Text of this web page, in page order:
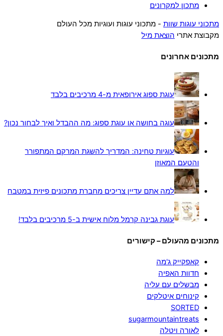
מתכון למקרונים
מתכוני עוגות שוות - מתכוני עוגות ועוגיות מכל העולם
מקבוצת אתרי הוצאת מיל
מתכונים אחרונים
עוגת ספוג אירופאית מ-4 מרכיבים בלבד
עוגה בחושה או עוגת ספוג: מה ההבדל ואיך לבחור נכון?
עוגיות טחינה: המדריך להשגת המרקם המתפורר
והטעם המאוזן
למה אתם עדיין צריכים מחברת מתכונים פיזית במטבח
עוגת גבינה קרמל מלוח אישית ב-5 מרכיבים בלבד!
מתכונים מהעולם – קישורים
קאפקייק ג'מה
חדוות האפיה
מבשלים עם עליה
קינוחים איטלקים
SORTED
sugarmountaintreats
לאורה ויטלה